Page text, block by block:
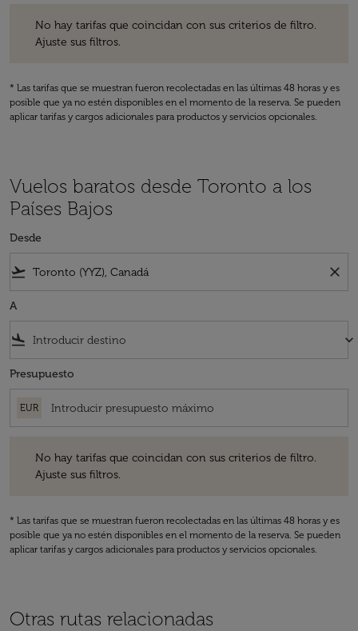
No hay tarifas que coincidan con sus criterios de filtro.
Ajuste sus filtros.
* Las tarifas que se muestran fueron recolectadas en las últimas 48 horas y es
posible que ya no estén disponibles en el momento de la reserva. Se pueden
aplicar tarifas y cargos adicionales para productos y servicios opcionales.
Vuelos baratos desde Toronto a los
Países Bajos
Desde
flight_takeoff close
A
flight_land keyboard_arrow_down
Presupuesto
EUR
No hay tarifas que coincidan con sus criterios de filtro.
Ajuste sus filtros.
* Las tarifas que se muestran fueron recolectadas en las últimas 48 horas y es
posible que ya no estén disponibles en el momento de la reserva. Se pueden
aplicar tarifas y cargos adicionales para productos y servicios opcionales.
Otras rutas relacionadas